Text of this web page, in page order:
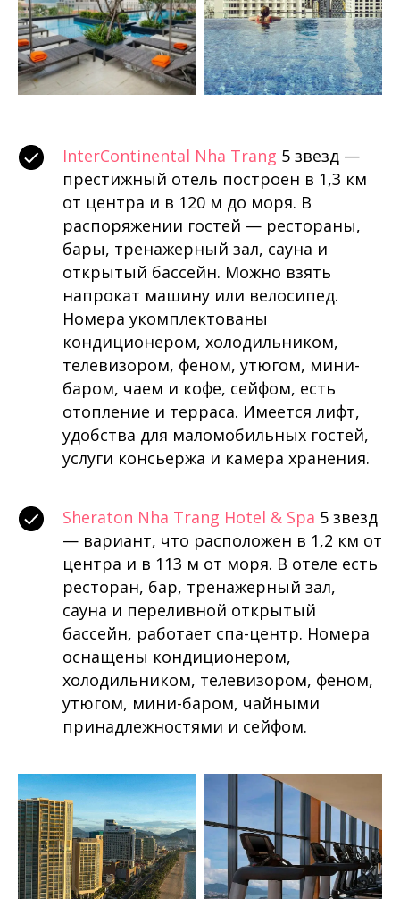
InterContinental Nha Trang 5 звезд —
престижный отель построен в 1,3 км
от центра и в 120 м до моря. В
распоряжении гостей — рестораны,
бары, тренажерный зал, сауна и
открытый бассейн. Можно взять
напрокат машину или велосипед.
Номера укомплектованы
кондиционером, холодильником,
телевизором, феном, утюгом, мини-
баром, чаем и кофе, сейфом, есть
отопление и терраса. Имеется лифт,
удобства для маломобильных гостей,
услуги консьержа и камера хранения.
Sheraton Nha Trang Hotel & Spa 5 звезд
— вариант, что расположен в 1,2 км от
центра и в 113 м от моря. В отеле есть
ресторан, бар, тренажерный зал,
сауна и переливной открытый
бассейн, работает спа-центр. Номера
оснащены кондиционером,
холодильником, телевизором, феном,
утюгом, мини-баром, чайными
принадлежностями и сейфом.